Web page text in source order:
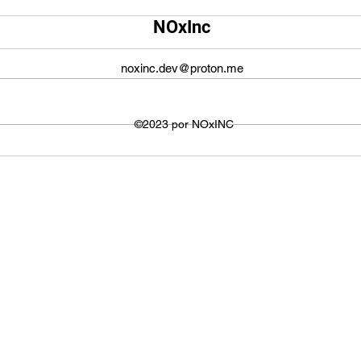
Qual é o tamanho da tela do
O tamanho da tela do YouTube
utilizada para visualizar os
O
de
NOxInc
noxinc.dev@proton.me
©2023 por NOxINC